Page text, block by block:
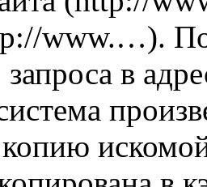
www.…).
в